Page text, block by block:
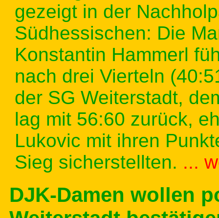
gezeigt in der
Südhessischen: Die
Konstantin Hammerl
nach drei Vierteln
der SG Weiterstadt,
lag mit 56:60 zurück,
Lukovic mit ihren
Sieg sicherstellten. ...
DJK-Damen wollen